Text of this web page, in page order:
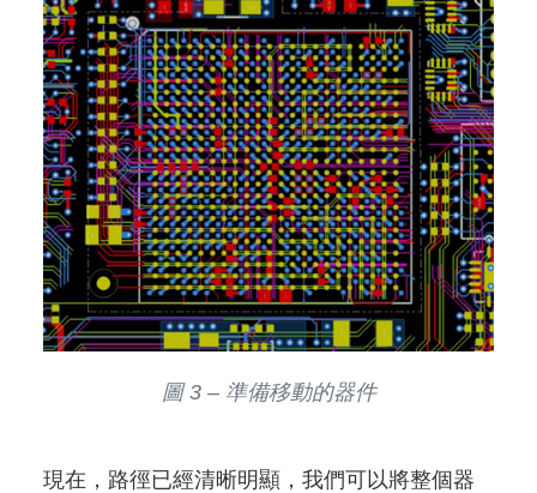
圖 3 – 準備移動的器件
現在，路徑已經清晰明顯，我們可以將整個器